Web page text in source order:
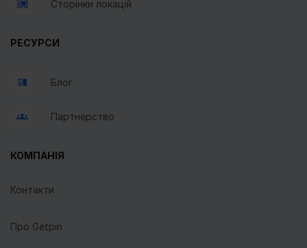
Сторінки локацій
РЕСУРСИ
Блог
Партнерство
КОМПАНІЯ
Контакти
Про Getpin